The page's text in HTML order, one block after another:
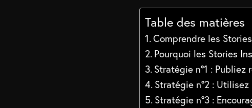
Table des matières
Comprendre les
Pourquoi les Stories
Stratégie n°1 :
Stratégie n°2 :
Stratégie n°3 :